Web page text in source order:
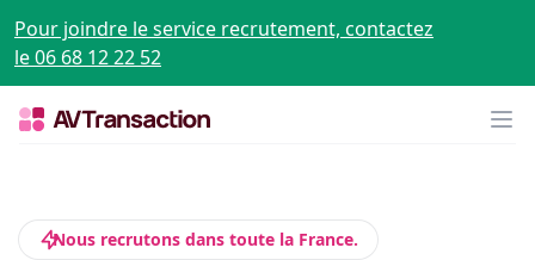
Pour joindre le service recrutement, contactez
le 06 68 12 22 52
Nous recrutons dans toute la France.